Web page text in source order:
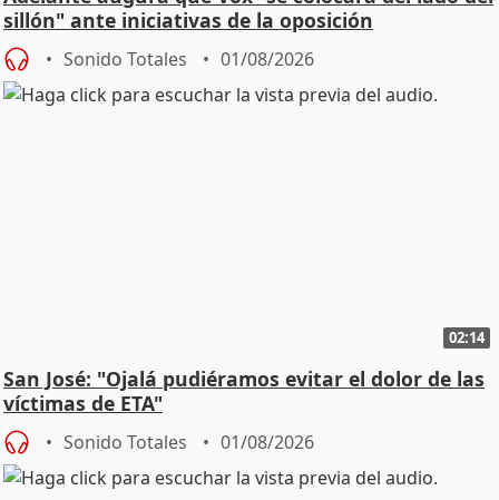
sillón" ante iniciativas de la oposición
Sonido Totales 01/08/2026
02:14
San José: "Ojalá pudiéramos evitar el dolor de las
víctimas de ETA"
Sonido Totales 01/08/2026